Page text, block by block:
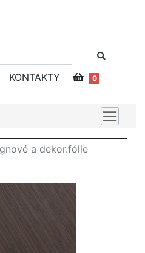
KONTAKTY 0
a dekor.fólie